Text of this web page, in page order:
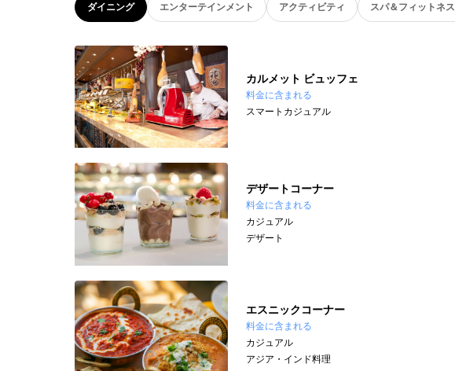
ダイニング エンターテインメント アクティビティ スパ＆フィットネス
カルメット ビュッフェ
料金に含まれる
スマートカジュアル
デザートコーナー
料金に含まれる
カジュアル
デザート
エスニックコーナー
料金に含まれる
カジュアル
アジア・インド料理